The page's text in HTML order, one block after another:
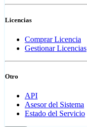
Licencias
Comprar Licencia
Gestionar Licencias
Otro
API
Asesor del Sistema
Estado del Servicio